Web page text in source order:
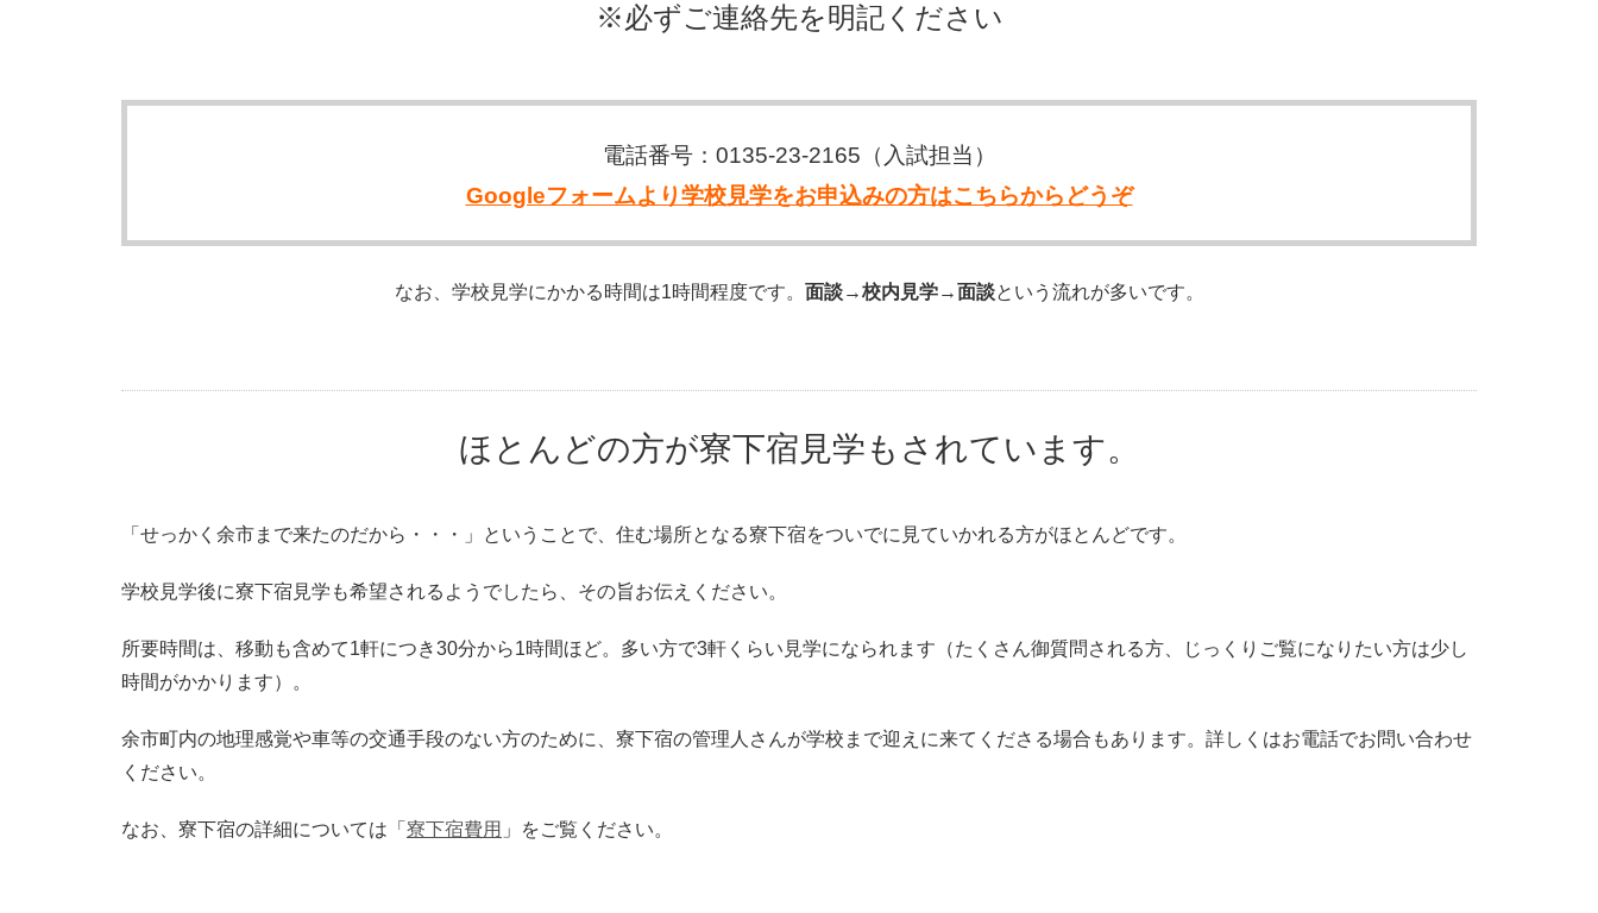
※必ずご連絡先を明記ください
電話番号：0135-23-2165（入試担当）
Googleフォームより学校見学をお申込みの方はこちらからどうぞ
なお、学校見学にかかる時間は1時間程度です。 面談→校内見学→面談という流れが多いです。
ほとんどの方が寮下宿見学もされています。
「せっかく余市まで来たのだから・・・」ということで、住む場所となる寮下宿をついでに見ていかれる方がほとんどです。
学校見学後に寮下宿見学も希望されるようでしたら、その旨お伝えください。
所要時間は、移動も含めて1軒につき30分から1時間ほど。多い方で3軒くらい見学になられます（たくさん御質問される方、じっくりご覧になりたい方は少し
時間がかかります）。
余市町内の地理感覚や車等の交通手段のない方のために、寮下宿の管理人さんが学校まで迎えに来てくださる場合もあります。詳しくはお電話でお問い合わせ
ください。
なお、寮下宿の詳細については「 寮下宿費用 」をご覧ください。